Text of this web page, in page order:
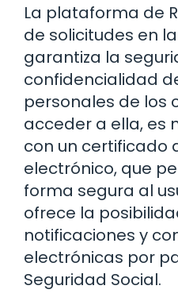
La plataforma de
de solicitudes en
garantiza la
confidencialidad
personales de los
acceder a ella, es
con un certificado
electrónico, que
forma segura al
ofrece la
notificaciones y
electrónicas por
Seguridad Social.